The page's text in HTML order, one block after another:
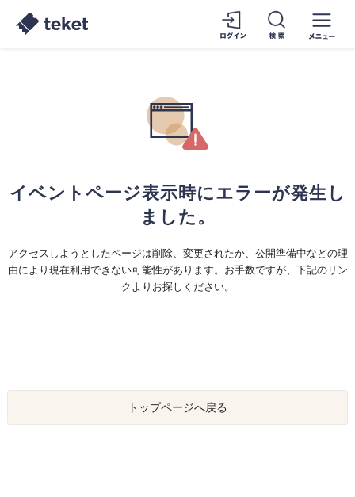
イベントページ表示時にエラーが発生し
ました。
アクセスしようとしたページは削除、変更されたか、公開準備中などの理
由により現在利用できない可能性があります。お手数ですが、下記のリン
クよりお探しください。
トップページへ戻る